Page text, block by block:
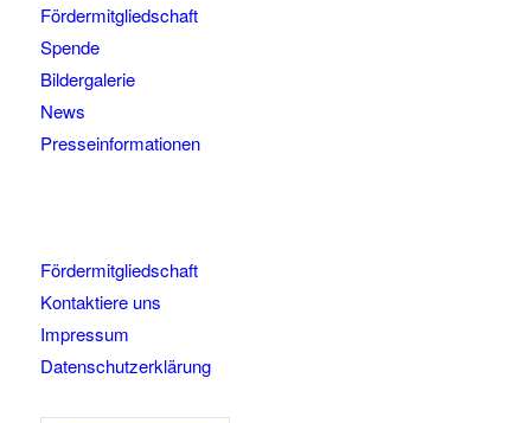
Fördermitgliedschaft
Spende
Bildergalerie
News
Presseinformationen
Fördermitgliedschaft
Kontaktiere uns
Impressum
Datenschutzerklärung